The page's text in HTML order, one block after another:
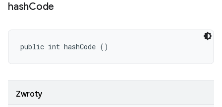
hashCode
public int hashCode ()
Zwroty